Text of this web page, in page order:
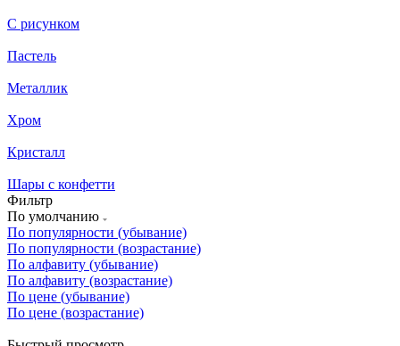
С рисунком
Пастель
Металлик
Хром
Кристалл
Шары с конфетти
Фильтр
По умолчанию
По популярности (убывание)
По популярности (возрастание)
По алфавиту (убывание)
По алфавиту (возрастание)
По цене (убывание)
По цене (возрастание)